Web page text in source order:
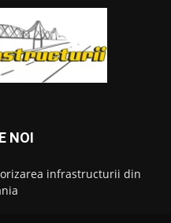
NOI
infrastructurii din